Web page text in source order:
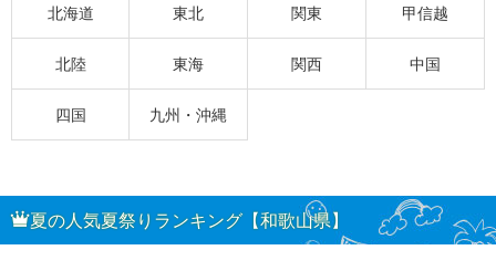
北海道 東北 関東 甲信越
北陸 東海 関西 中国
四国 九州・沖縄
夏の人気夏祭りランキング【和歌山県】